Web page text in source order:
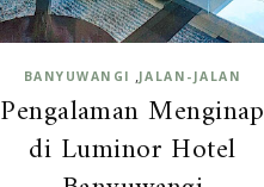
BANYUWANGI ,JALAN-JALAN
Pengalaman Menginap
di Luminor Hotel